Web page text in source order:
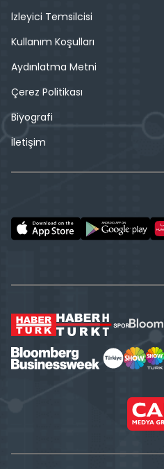
İzleyici Temsilcisi
Kullanım Koşulları
Aydınlatma Metni
Çerez Politikası
Biyografi
İletişim